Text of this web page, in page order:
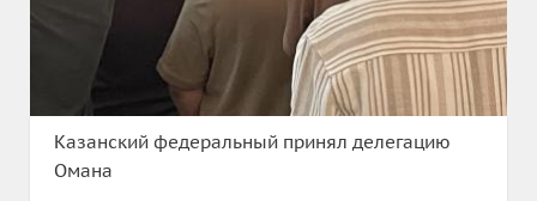
Казанский федеральный принял делегацию
Омана